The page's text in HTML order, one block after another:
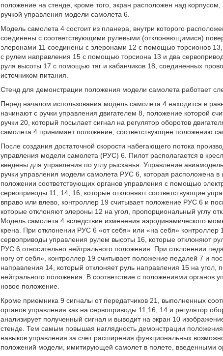
положение на стенде, кроме того, экран расположен над
ручкой управления модели самолета 6.
Модель самолета 4 состоит из планера, внутри которого
соединены с соответствующими рулевыми (отклоняющимися)
элеронами 11 соединены с элеронами 12 с помощью торсионов
с рулем направления 15 с помощью торсиона 13 и два
руля высоты 17 с помощью тяг и кабанчиков 18, соединенных
источником питания.
Стенд для демонстрации положения модели самолета работает
Перед началом использования модель самолета 4 находится в
начинают с ручки управления двигателем 8, положение которой
ручки 20, который посылает сигнал на регулятор оборотов
самолета 4 принимает положение, соответствующее положению
После создания достаточной скорости набегающего потока
управления модели самолета (РУС) 6. Пилот располагается в
введены для управления по углу рысканья. Управление
ручки управления модели самолета РУС 6, которая расположена
положении соответствующих органов управления с помощью
сервоприводы 11, 14, 16, которые отклоняют соответствующие
вправо или влево, контроллер 19 считывает положение РУС 6 и
которые отклоняют элероны 12 на угол, пропорциональный углу
Модель самолета 4 вследствие изменения аэродинамического
крена. При отклонении РУС 6 «от себя» или «на себя»
сервоприводы управления рулем высоты 16, которые отклоняют
РУС 6 относительно нейтрального положения. При отклонении
ногу от себя», контроллер 19 считывает положение педалей 7 и
направления 14, который отклоняет руль направления 15 на
нейтрального положения. В соответствие с положениями органов
новое положение.
Кроме приемника 9 сигналы от передатчиков 21, выполненных
органов управления как на сервоприводы 11,16, 14 и регулятор
анализирует полученный сигнал и выводит на экран 10
стенде. Тем самым повышая наглядность демонстрации
навыков управления за счет расширения функциональных
положений модели, имитирующей самолет в полете, введенными